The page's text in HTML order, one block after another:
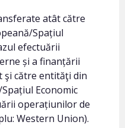
atât către
Spațiul
efectuării
și a finanțării
şi către entităţi din
Economic
operațiunilor de
Western Union).